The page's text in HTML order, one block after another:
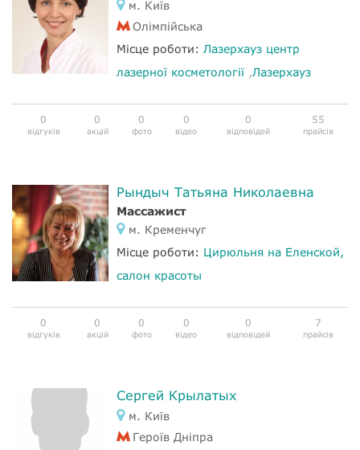
м. Київ
Олімпійська
Місце роботи: Лазерхауз центр
лазерної косметології ,Лазерхауз
0
відгуків
0
акцій
0
фото
0
відео
0
відповідей
55
прайсів
Рындыч Татьяна Николаевна
Массажист
м. Кременчуг
Місце роботи: Цирюльня на Еленской,
салон красоты
0
відгуків
0
акцій
0
фото
0
відео
0
відповідей
7
прайсів
Сергей Крылатых
м. Київ
Героїв Дніпра